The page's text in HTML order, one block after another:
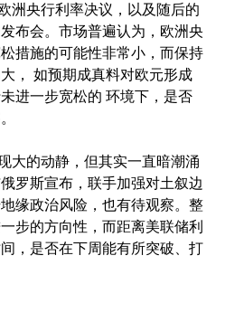
洲央行利率决议，以及随后的
布会。市场普遍认为，欧洲央
措施的可能性非常小，而保持
， 如预期成真料对欧元形成
进一步宽松的 环境下，是否
大的动静，但其实一直暗潮涌
罗斯宣布，联手加强对土叙边
缘政治风险，也有待观察。整
步的方向性，而距离美联储利
，是否在下周能有所突破、打